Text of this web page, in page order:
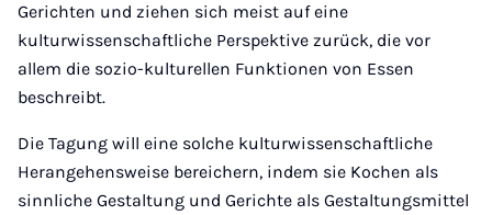
Gerichten und ziehen sich meist auf eine
kulturwissenschaftliche Perspektive zurück, die vor
allem die sozio-kulturellen Funktionen von Essen
beschreibt.
Die Tagung will eine solche kulturwissenschaftliche
Herangehensweise bereichern, indem sie Kochen als
sinnliche Gestaltung und Gerichte als Gestaltungsmittel